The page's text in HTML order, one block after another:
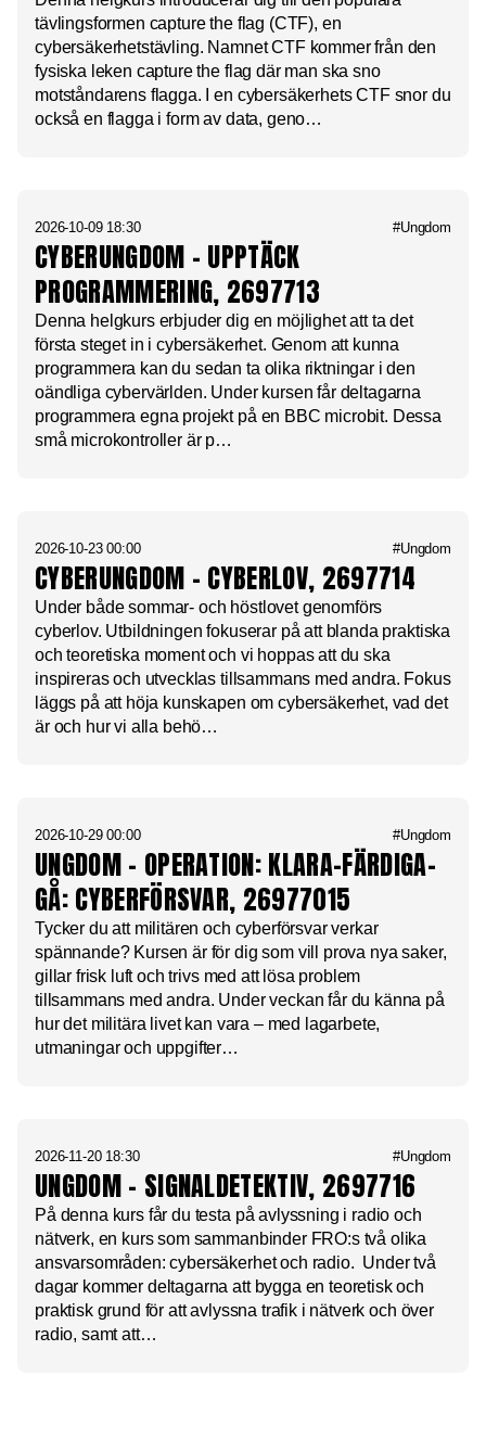
tävlingsformen capture the flag (CTF), en
cybersäkerhetstävling. Namnet CTF kommer från den
fysiska leken capture the flag där man ska sno
motståndarens flagga. I en cybersäkerhets CTF snor du
också en flagga i form av data, geno…
2026-10-09 18:30 #Ungdom
CYBERUNGDOM – UPPTÄCK
PROGRAMMERING, 2697713
Denna helgkurs erbjuder dig en möjlighet att ta det
första steget in i cybersäkerhet. Genom att kunna
programmera kan du sedan ta olika riktningar i den
oändliga cybervärlden. Under kursen får deltagarna
programmera egna projekt på en BBC microbit. Dessa
små microkontroller är p…
2026-10-23 00:00 #Ungdom
CYBERUNGDOM – CYBERLOV, 2697714
Under både sommar- och höstlovet genomförs
cyberlov. Utbildningen fokuserar på att blanda praktiska
och teoretiska moment och vi hoppas att du ska
inspireras och utvecklas tillsammans med andra. Fokus
läggs på att höja kunskapen om cybersäkerhet, vad det
är och hur vi alla behö…
2026-10-29 00:00 #Ungdom
UNGDOM – OPERATION: KLARA-FÄRDIGA-
GÅ: CYBERFÖRSVAR, 26977015
Tycker du att militären och cyberförsvar verkar
spännande? Kursen är för dig som vill prova nya saker,
gillar frisk luft och trivs med att lösa problem
tillsammans med andra. Under veckan får du känna på
hur det militära livet kan vara – med lagarbete,
utmaningar och uppgifter…
2026-11-20 18:30 #Ungdom
UNGDOM – SIGNALDETEKTIV, 2697716
På denna kurs får du testa på avlyssning i radio och
nätverk, en kurs som sammanbinder FRO:s två olika
ansvarsområden: cybersäkerhet och radio. Under två
dagar kommer deltagarna att bygga en teoretisk och
praktisk grund för att avlyssna trafik i nätverk och över
radio, samt att…